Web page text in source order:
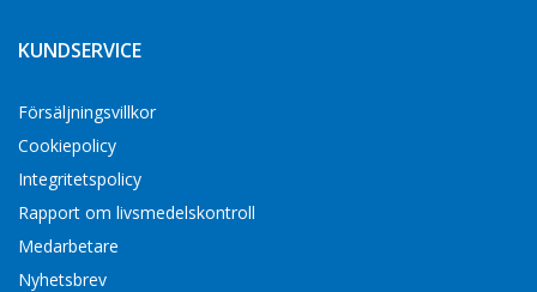
KUNDSERVICE
Försäljningsvillkor
Cookiepolicy
Integritetspolicy
Rapport om livsmedelskontroll
Medarbetare
Nyhetsbrev